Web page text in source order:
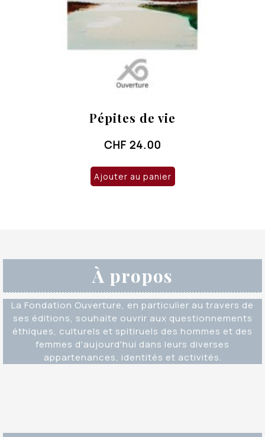
Pépites de vie
CHF 24.00
Ajouter au panier
À propos
La Fondation Ouverture, en particulier au travers de
ses éditions, souhaite ouvrir aux questionnements
éthiques, culturels et spitiruels des hommes et des
femmes d'aujourd'hui dans leurs diverses
appartenances, identités et activités.